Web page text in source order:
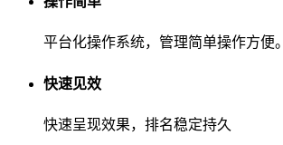
平台化操作系统，管理简单操作方便。
快速见效
快速呈现效果，排名稳定持久